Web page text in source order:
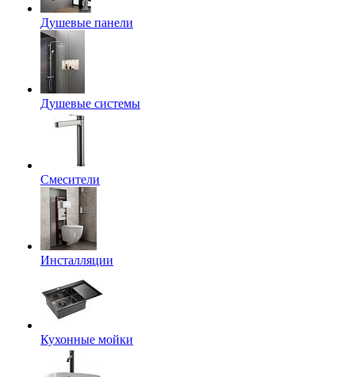
Душевые панели
Душевые системы
Смесители
Инсталляции
Кухонные мойки